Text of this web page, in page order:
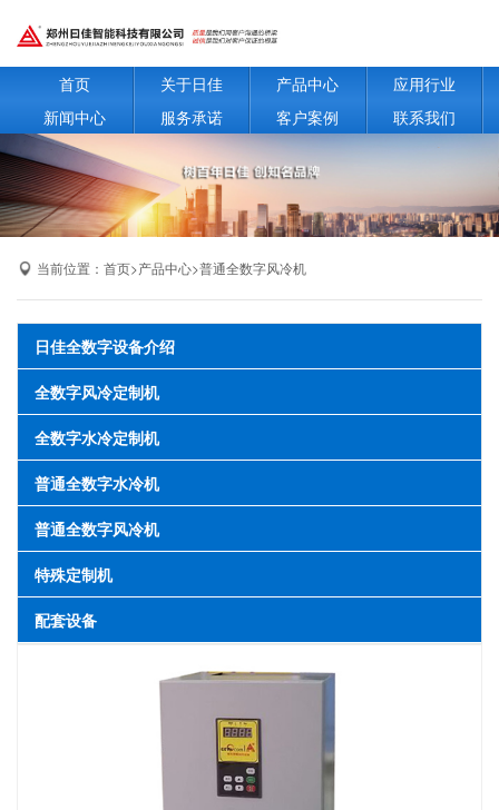
首页 关于日佳 产品中心
应用行业
新闻中心
服务承诺 客户案例 联系我们
当前位置： 首页>产品中心>普通全数字风冷机
日佳全数字设备介绍
全数字风冷定制机
全数字水冷定制机
普通全数字水冷机
普通全数字风冷机
特殊定制机
配套设备